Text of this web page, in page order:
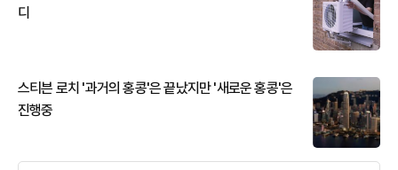
디
스티븐 로치 '과거의 홍콩'은 끝났지만 '새로운 홍콩'은
진행중